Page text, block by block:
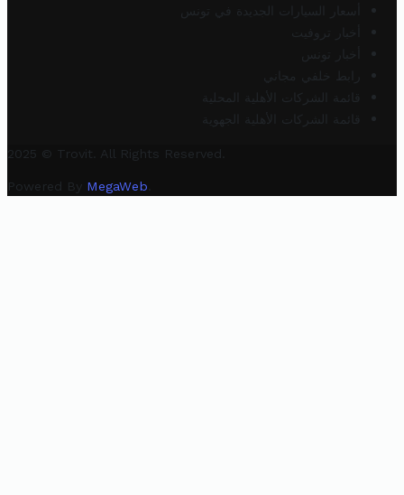
أسعار السيارات الجديدة في تونس
أخبار تروفيت
أخبار تونس
رابط خلفي مجاني
قائمة الشركات الأهلية المحلية
قائمة الشركات الأهلية الجهوية
2025 © Trovit. All Rights Reserved.
Powered By MegaWeb